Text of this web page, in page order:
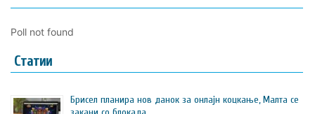
Poll not found
Статии
Брисел планира нов данок за онлајн коцкање, Малта се